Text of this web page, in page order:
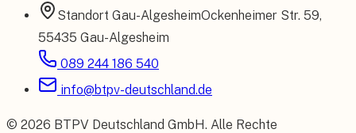
Standort Gau-AlgesheimOckenheimer Str. 59,
55435 Gau-Algesheim
089 244 186 540
info@btpv-deutschland.de
© 2026 BTPV Deutschland GmbH. Alle Rechte